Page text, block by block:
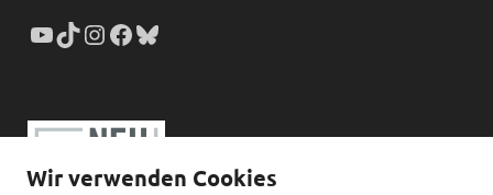
Wir verwenden Cookies